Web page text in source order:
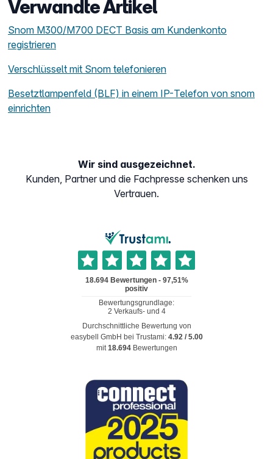
Verwandte Artikel
Snom M300/M700 DECT Basis am Kundenkonto
registrieren
Verschlüsselt mit Snom telefonieren
Besetztlampenfeld (BLF) in einem IP-Telefon von snom
einrichten
Wir sind ausgezeichnet.
Kunden, Partner und die Fachpresse schenken uns
Vertrauen.
Durchschnittliche Bewertung von
easybell GmbH bei Trustami: 4.92/ 5.00
mit18.694 Bewertungen